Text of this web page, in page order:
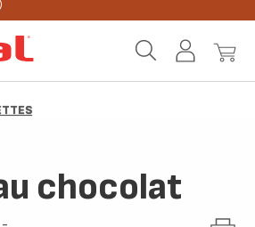
MonMon
chocolat
-